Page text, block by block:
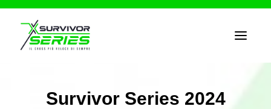
T
Survivor Series 2024